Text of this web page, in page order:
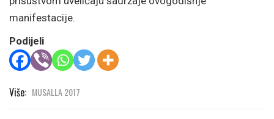
manifestacije.
Podijeli
Više: MUSALLA 2017